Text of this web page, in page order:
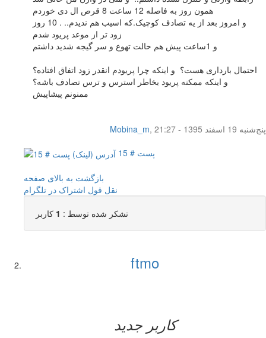
همون روز به فاصله 12 ساعت 8 قرص ال دی خوردم
و امروز بعد از یه تصادف کوچیک.که اسیب هم ندیدم.. . 10 روز
زود تر از موعد پریود شدم
و 1ساعت پیش هم حالت تهوع و سر گیجه شدید داشتم
احتمال بارداری هست؟ و اینکه چرا پریودم انقدر زود اتفاق افتاده؟
و اینکه ممکنه پریود بخاطر استرس و ترس تصادف باشه؟
ممنونم پیشاپیش
Mobina_m,
پنج‌شنبه 19 اسفند 1395 - 21:27
پست # 15
بازگشت به بالای صفحه
نقل قول اشتراک در تلگرام
تشکر شده توسط : 1 کاربر
ftmo
کاربر جدید